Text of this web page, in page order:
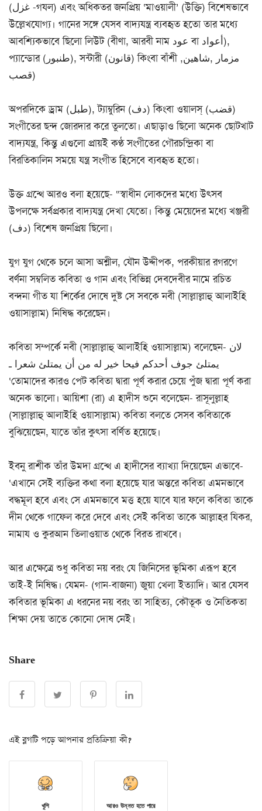
(غزل -গযল) এবং অধিকতর জনপ্রিয় ‘মাওয়ালী’ (উক্তি) বিশেষভাবে
উল্লেখযোগ্য। গানের সঙ্গে যেসব বাদ্যযন্ত্র ব্যবহৃত হতো তার মধ্যে
আবশ্যিকভাবে ছিলো লিউট (বীণা, আরবী নাম عود বা أعواد),
প্যান্ডোর (طنبور), সন্টারী (قانون) কিংবা বাঁশী مزمار ,شاهين,
قصب)
অপরদিকে ড্রাম (طبل), ট্যাম্বুরিন (دف) কিংবা ওয়ালস্ (قضب)
সংগীতের ছন্দ জোরদার করে তুলতো। এছাড়াও ছিলো অনেক ছোটখাট
বাদ্যযন্ত্র, কিন্তু এগুলো প্রায়ই কণ্ঠ সংগীতের গৌরচন্দ্রিকা বা
বিরতিকালিন সময়ে যন্ত্র সংগীত হিসেবে ব্যবহৃত হতো।
উক্ত গ্রন্থে আরও বলা হয়েছে- “স্বাধীন লোকদের মধ্যে উৎসব
উপলক্ষে সর্বপ্রকার বাদ্যযন্ত্র দেখা যেতো। কিন্তু মেয়েদের মধ্যে খঞ্জরী
(دف) বিশেষ জনপ্রিয় ছিলো।
যুগ যুগ থেকে চলে আসা অশ্লীল, যৌন উদ্দীপক, পরকীয়ার রগরগে
বর্ণনা সম্বলিত কবিতা ও গান এবং বিভিন্ন দেবদেবীর নামে রচিত
বন্দনা গীত যা শির্কের দোষে দুষ্ট সে সবকে নবী (সাল্লাল্লাহু আলাইহি
ওয়াসাল্লাম) নিষিদ্ধ করেছেন।
কবিতা সম্পর্কে নবী (সাল্লাল্লাহু আলাইহি ওয়াসাল্লাম) বলেছেন- لان
يمتلئ جوف أحدكم فيحا خير له من أن يمتلئ شعرا ـ
‘তোমাদের কারও পেট কবিতা দ্বারা পূর্ণ করার চেয়ে পুঁজ দ্বারা পূর্ণ করা
অনেক ভালো। আয়িশা (রা) এ হাদীস শুনে বলেছেন- রাসূলুল্লাহ
(সাল্লাল্লাহু আলাইহি ওয়াসাল্লাম) কবিতা বলতে সেসব কবিতাকে
বুঝিয়েছেন, যাতে তাঁর কুৎসা বর্ণিত হয়েছে।
ইবনু রাশীক তাঁর উমদা গ্রন্থে এ হাদীসের ব্যাখ্যা দিয়েছেন এভাবে-
‘এখানে সেই ব্যক্তির কথা বলা হয়েছে যার অন্তরে কবিতা এমনভাবে
বদ্ধমূল হবে এবং সে এমনভাবে মত্ত হয়ে যাবে যার ফলে কবিতা তাকে
দীন থেকে গাফেল করে দেবে এবং সেই কবিতা তাকে আল্লাহর যিকর,
নামায ও কুরআন তিলাওয়াত থেকে বিরত রাখবে।
আর এক্ষেত্রে শুধু কবিতা নয় বরং যে জিনিসের ভূমিকা এরূপ হবে
তাই-ই নিষিদ্ধ। যেমন- (গান-বাজনা) জুয়া খেলা ইত্যাদি। আর যেসব
কবিতার ভূমিকা এ ধরনের নয় বরং তা সাহিত্য, কৌতূক ও নৈতিকতা
শিক্ষা দেয় তাতে কোনো দোষ নেই।
Share
এই ব্লগটি পড়ে আপনার প্রতিক্রিয়া কী?
খুশি আরও উন্নত হতে পারে